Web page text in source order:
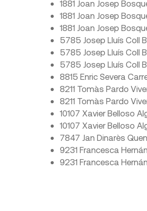
1881 Joan Josep
1881 Joan Josep
1881 Joan Josep
5785 Josep Lluís Coll
5785 Josep Lluís Coll
5785 Josep Lluís Coll
8815 Enric Severa
8211 Tomàs Pardo
8211 Tomàs Pardo
10107 Xavier Belloso
10107 Xavier Belloso
7847 Jan Dinarès
9231 Francesca
9231 Francesca